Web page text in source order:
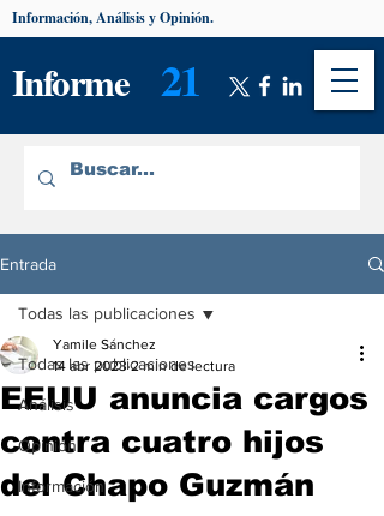
Informe 21
Información, Análisis y Opinión.
Entrada
Todas las publicaciones
Análisis
Opinión
Información
Todas las publicaciones
EEUU anuncia cargos
contra cuatro hijos
del Chapo Guzmán
Yamile Sánchez
14 abr 2023 2 min de lectura